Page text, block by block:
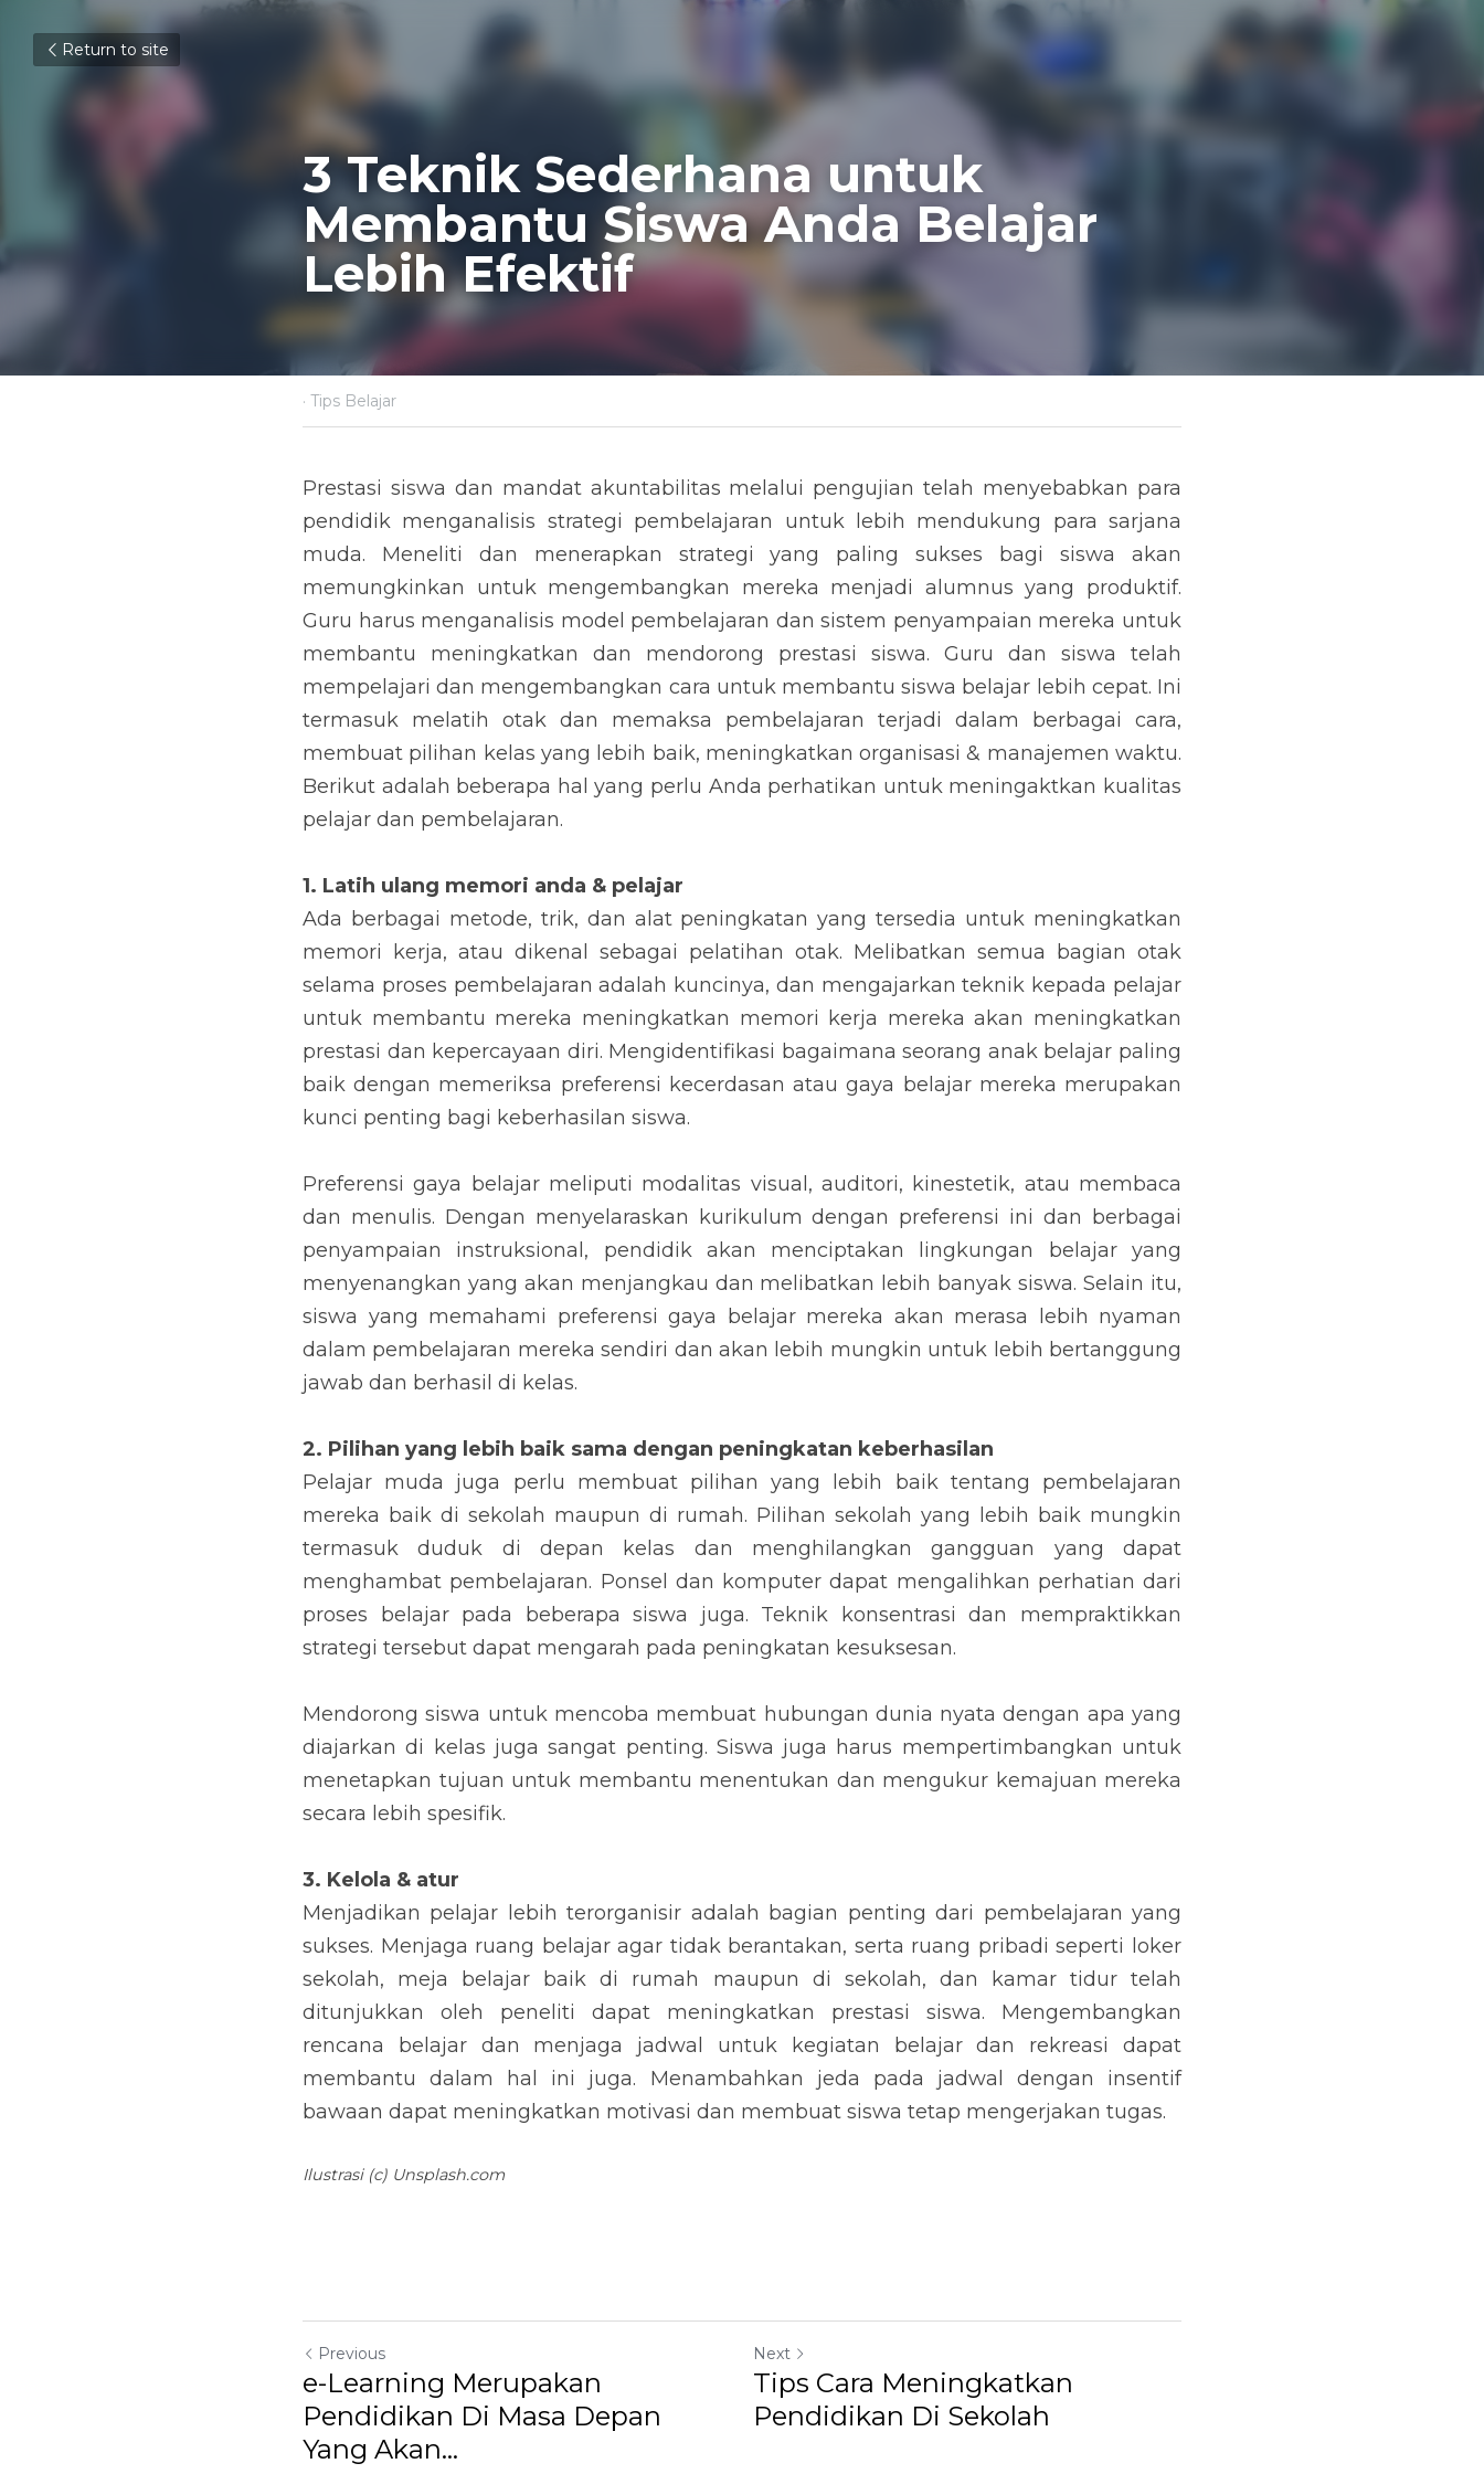
Return to site
3 Teknik Sederhana untuk
Membantu Siswa Anda Belajar
Lebih Efektif
July 8, 2021·
Prestasi siswa dan mandat akuntabilitas melalui pengujian telah menyebabkan para
pendidik menganalisis strategi pembelajaran untuk lebih mendukung para sarjana
muda. Meneliti dan menerapkan strategi yang paling sukses bagi siswa akan
memungkinkan untuk mengembangkan mereka menjadi alumnus yang produktif.
Guru harus menganalisis model pembelajaran dan sistem penyampaian mereka untuk
membantu meningkatkan dan mendorong prestasi siswa. Guru dan siswa telah
mempelajari dan mengembangkan cara untuk membantu siswa belajar lebih cepat. Ini
termasuk melatih otak dan memaksa pembelajaran terjadi dalam berbagai cara,
membuat pilihan kelas yang lebih baik, meningkatkan organisasi & manajemen waktu.
Berikut adalah beberapa hal yang perlu Anda perhatikan untuk meningaktkan kualitas
pelajar dan pembelajaran.
1. Latih ulang memori anda & pelajar
Ada berbagai metode, trik, dan alat peningkatan yang tersedia untuk meningkatkan
memori kerja, atau dikenal sebagai pelatihan otak. Melibatkan semua bagian otak
selama proses pembelajaran adalah kuncinya, dan mengajarkan teknik kepada pelajar
untuk membantu mereka meningkatkan memori kerja mereka akan meningkatkan
prestasi dan kepercayaan diri. Mengidentifikasi bagaimana seorang anak belajar paling
baik dengan memeriksa preferensi kecerdasan atau gaya belajar mereka merupakan
kunci penting bagi keberhasilan siswa.
Preferensi gaya belajar meliputi modalitas visual, auditori, kinestetik, atau membaca
dan menulis. Dengan menyelaraskan kurikulum dengan preferensi ini dan berbagai
penyampaian instruksional, pendidik akan menciptakan lingkungan belajar yang
menyenangkan yang akan menjangkau dan melibatkan lebih banyak siswa. Selain itu,
siswa yang memahami preferensi gaya belajar mereka akan merasa lebih nyaman
dalam pembelajaran mereka sendiri dan akan lebih mungkin untuk lebih bertanggung
jawab dan berhasil di kelas.
2. Pilihan yang lebih baik sama dengan peningkatan keberhasilan
Pelajar muda juga perlu membuat pilihan yang lebih baik tentang pembelajaran
mereka baik di sekolah maupun di rumah. Pilihan sekolah yang lebih baik mungkin
termasuk duduk di depan kelas dan menghilangkan gangguan yang dapat
menghambat pembelajaran. Ponsel dan komputer dapat mengalihkan perhatian dari
proses belajar pada beberapa siswa juga. Teknik konsentrasi dan mempraktikkan
strategi tersebut dapat mengarah pada peningkatan kesuksesan.
Mendorong siswa untuk mencoba membuat hubungan dunia nyata dengan apa yang
diajarkan di kelas juga sangat penting. Siswa juga harus mempertimbangkan untuk
menetapkan tujuan untuk membantu menentukan dan mengukur kemajuan mereka
secara lebih spesifik.
3. Kelola & atur
Menjadikan pelajar lebih terorganisir adalah bagian penting dari pembelajaran yang
sukses. Menjaga ruang belajar agar tidak berantakan, serta ruang pribadi seperti loker
sekolah, meja belajar baik di rumah maupun di sekolah, dan kamar tidur telah
ditunjukkan oleh peneliti dapat meningkatkan prestasi siswa. Mengembangkan
rencana belajar dan menjaga jadwal untuk kegiatan belajar dan rekreasi dapat
membantu dalam hal ini juga. Menambahkan jeda pada jadwal dengan insentif
bawaan dapat meningkatkan motivasi dan membuat siswa tetap mengerjakan tugas.
Ilustrasi (c) Unsplash.com
Previous
e-Learning Merupakan
Pendidikan Di Masa Depan
Yang Akan...
Next
Tips Cara Meningkatkan
Pendidikan Di Sekolah